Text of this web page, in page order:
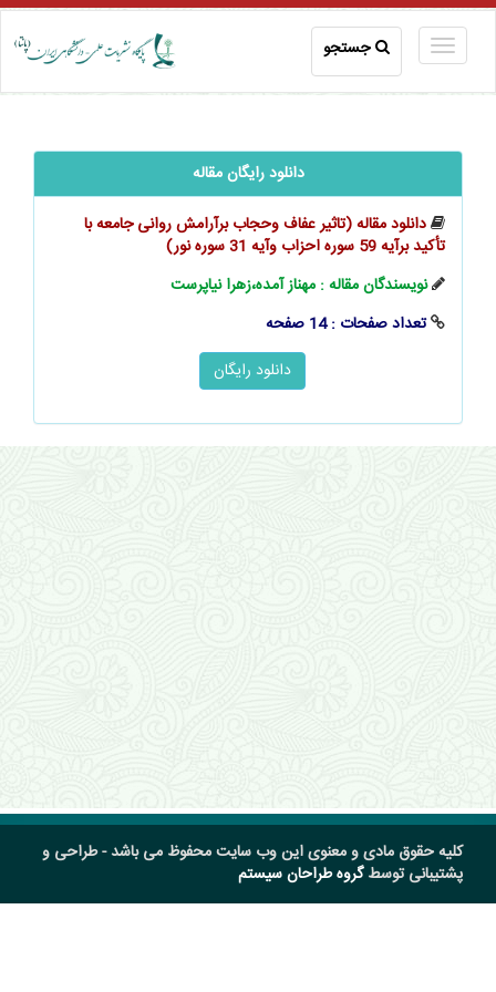
جستجو
دانلود رایگان مقاله
دانلود مقاله (تاثیر عفاف وحجاب برآرامش روانی جامعه با
تأکید برآیه 59 سوره احزاب وآیه 31 سوره نور)
نویسندگان مقاله : مهناز آمده،زهرا نياپرست
تعداد صفحات : 14 صفحه
کلیه حقوق مادی و معنوی این وب سایت محفوظ می باشد - طراحی و
پشتیبانی توسطگروه طراحان سیستم